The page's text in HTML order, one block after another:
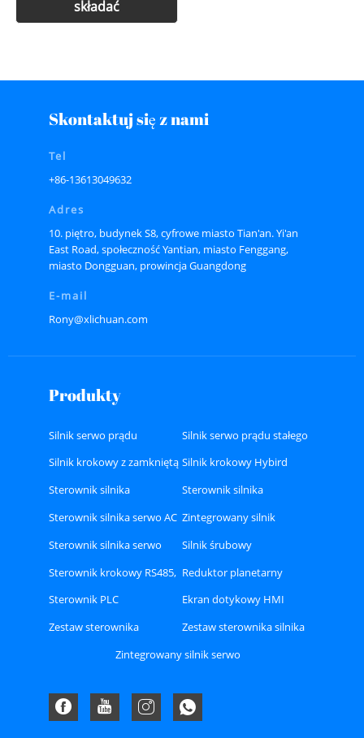
Skontaktuj się z nami
Tel
+86-13613049632
Adres
10. piętro, budynek S8, cyfrowe miasto Tian'an. Yi'an
East Road, społeczność Yantian, miasto Fenggang,
miasto Dongguan, prowincja Guangdong
E-mail
Rony@xlichuan.com
Produkty
Silnik serwo prądu
przemiennego
Silnik serwo prądu stałego
Silnik krokowy z zamkniętą
pętlą
Silnik krokowy Hybird
Sterownik silnika
krokowego Hybird
Sterownik silnika
krokowego w pętli
zamkniętej
Sterownik silnika serwo AC Zintegrowany silnik
krokowy
Sterownik silnika serwo
prądu stałego
Silnik śrubowy
Sterownik krokowy RS485,
CAN lub Ethercat Bus
Reduktor planetarny
Sterownik PLC
Ekran dotykowy HMI
Zestaw sterownika
serwosilnika Ethercat AC
Zestaw sterownika silnika
serwo AC A8
Zintegrowany silnik serwo